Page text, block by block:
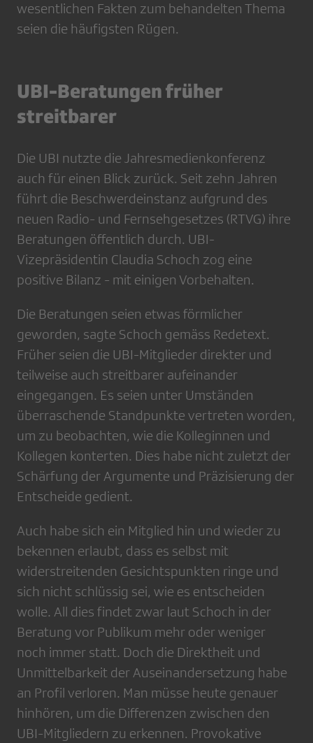
wesentlichen Fakten zum behandelten Thema
seien die häufigsten Rügen.
UBI-Beratungen früher
streitbarer
Die UBI nutzte die Jahresmedienkonferenz
auch für einen Blick zurück. Seit zehn Jahren
führt die Beschwerdeinstanz aufgrund des
neuen Radio- und Fernsehgesetzes (RTVG) ihre
Beratungen öffentlich durch. UBI-
Vizepräsidentin Claudia Schoch zog eine
positive Bilanz - mit einigen Vorbehalten.
Die Beratungen seien etwas förmlicher
geworden, sagte Schoch gemäss Redetext.
Früher seien die UBI-Mitglieder direkter und
teilweise auch streitbarer aufeinander
eingegangen. Es seien unter Umständen
überraschende Standpunkte vertreten worden,
um zu beobachten, wie die Kolleginnen und
Kollegen konterten. Dies habe nicht zuletzt der
Schärfung der Argumente und Präzisierung der
Entscheide gedient.
Auch habe sich ein Mitglied hin und wieder zu
bekennen erlaubt, dass es selbst mit
widerstreitenden Gesichtspunkten ringe und
sich nicht schlüssig sei, wie es entscheiden
wolle. All dies findet zwar laut Schoch in der
Beratung vor Publikum mehr oder weniger
noch immer statt. Doch die Direktheit und
Unmittelbarkeit der Auseinandersetzung habe
an Profil verloren. Man müsse heute genauer
hinhören, um die Differenzen zwischen den
UBI-Mitgliedern zu erkennen. Provokative